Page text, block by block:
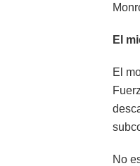
El
El
No